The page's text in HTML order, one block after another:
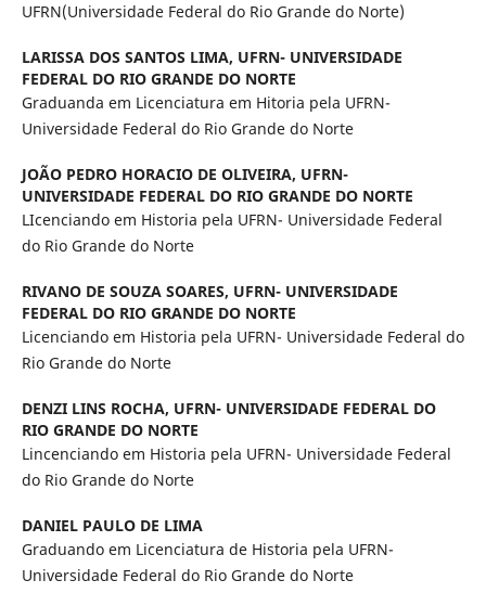
UFRN(Universidade Federal do Rio Grande do Norte)
LARISSA DOS SANTOS LIMA, UFRN- UNIVERSIDADE
FEDERAL DO RIO GRANDE DO NORTE
Graduanda em Licenciatura em Hitoria pela UFRN-
Universidade Federal do Rio Grande do Norte
JOÃO PEDRO HORACIO DE OLIVEIRA, UFRN-
UNIVERSIDADE FEDERAL DO RIO GRANDE DO NORTE
LIcenciando em Historia pela UFRN- Universidade Federal
do Rio Grande do Norte
RIVANO DE SOUZA SOARES, UFRN- UNIVERSIDADE
FEDERAL DO RIO GRANDE DO NORTE
Licenciando em Historia pela UFRN- Universidade Federal do
Rio Grande do Norte
DENZI LINS ROCHA, UFRN- UNIVERSIDADE FEDERAL DO
RIO GRANDE DO NORTE
Lincenciando em Historia pela UFRN- Universidade Federal
do Rio Grande do Norte
DANIEL PAULO DE LIMA
Graduando em Licenciatura de Historia pela UFRN-
Universidade Federal do Rio Grande do Norte